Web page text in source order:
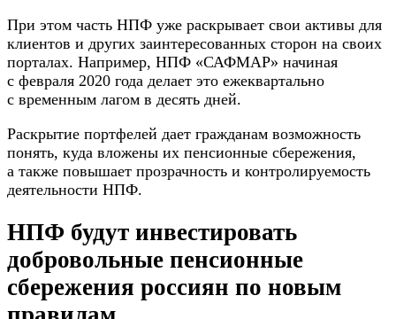
При этом часть НПФ уже раскрывает свои активы для
клиентов и других заинтересованных сторон на своих
порталах. Например, НПФ «САФМАР» начиная
с февраля 2020 года делает это ежеквартально
с временным лагом в десять дней.
Раскрытие портфелей дает гражданам возможность
понять, куда вложены их пенсионные сбережения,
а также повышает прозрачность и контролируемость
деятельности НПФ.
НПФ будут инвестировать
добровольные пенсионные
сбережения россиян по новым